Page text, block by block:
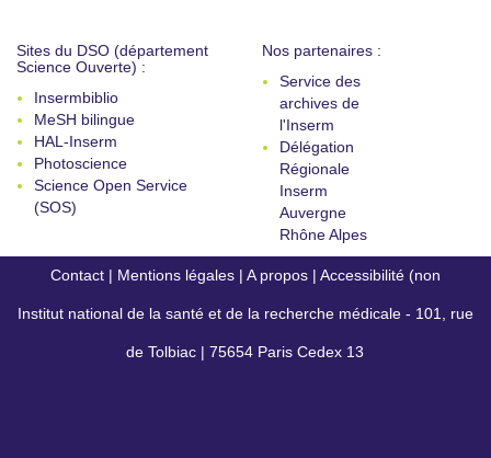
Sites du DSO (département
Science Ouverte) :
Insermbiblio
MeSH bilingue
HAL-Inserm
Photoscience
Science Open Service
(SOS)
Nos partenaires :
Service des
archives de
l'Inserm
Délégation
Régionale
Inserm
Auvergne
Rhône Alpes
Contact | Mentions légales | A propos | Accessibilité (non
conforme)
Institut national de la santé et de la recherche médicale - 101, rue
de Tolbiac | 75654 Paris Cedex 13